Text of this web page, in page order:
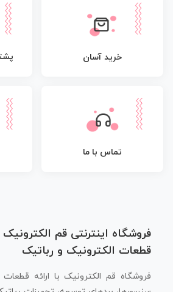
خرید آسان
تماس با ما
فروشگاه اینترنتی قم
قطعات الکترونیک و رباتیک
فروشگاه قم الکترونیک با ارائه قطعات